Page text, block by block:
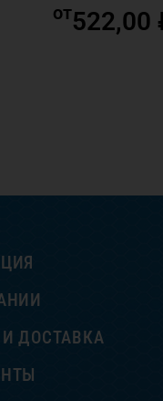
от522,00
ДОСТАВКА